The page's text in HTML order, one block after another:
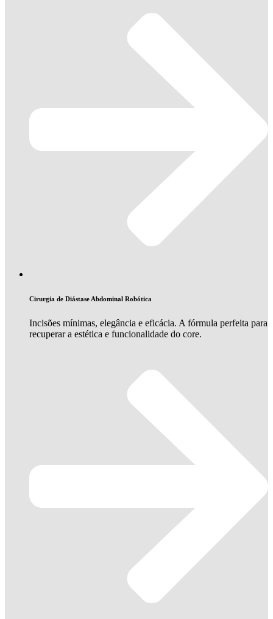
Cirurgia de Diástase Abdominal Robótica
Incisões mínimas, elegância e eficácia. A fórmula perfeita para
recuperar a estética e funcionalidade do core.